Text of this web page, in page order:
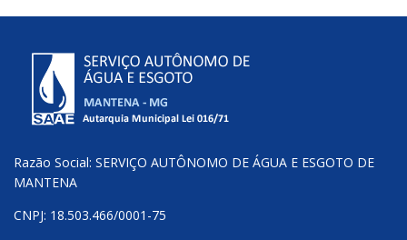
Razão Social: SERVIÇO AUTÔNOMO DE ÁGUA E ESGOTO DE
MANTENA
CNPJ: 18.503.466/0001-75